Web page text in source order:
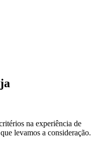
na experiência de
levamos a consideração.